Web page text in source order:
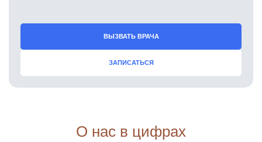
ВЫЗВАТЬ ВРАЧА
ЗАПИСАТЬСЯ
О нас в цифрах